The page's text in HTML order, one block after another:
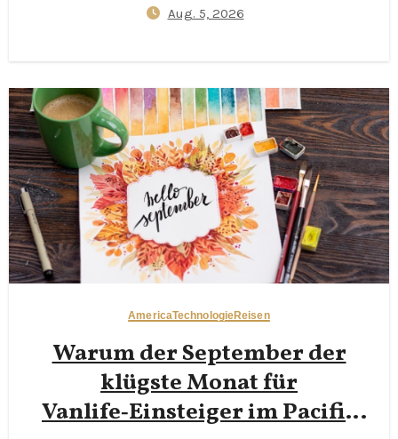
Aug. 5, 2026
AmericaTechnologieReisen
Warum der September der
klügste Monat für
Vanlife‑Einsteiger im Pacific